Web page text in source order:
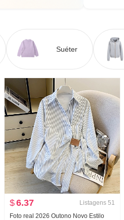
Suéter
$6.37 Listagens 51
Foto real 2026 Outono Novo Estilo